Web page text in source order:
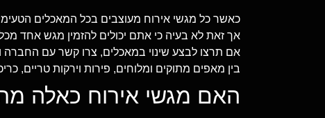
כאשר כל מגשי אירוח מעוצבים בכל המאכלים
אך זאת לא בעיה כי אתם יכולים להזמין מגש אחד
אם תרצו לבצע שינוי במאכלים, צרו קשר עם
בין מאפים מתוקים ומלוחים, פירות וירקות טריים,
האם מגשי אירוח כאלה